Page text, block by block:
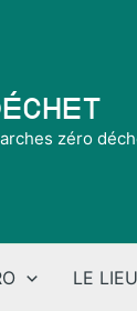
zéro
LE LIEU